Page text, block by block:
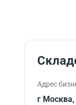
Адрес
г Москва,